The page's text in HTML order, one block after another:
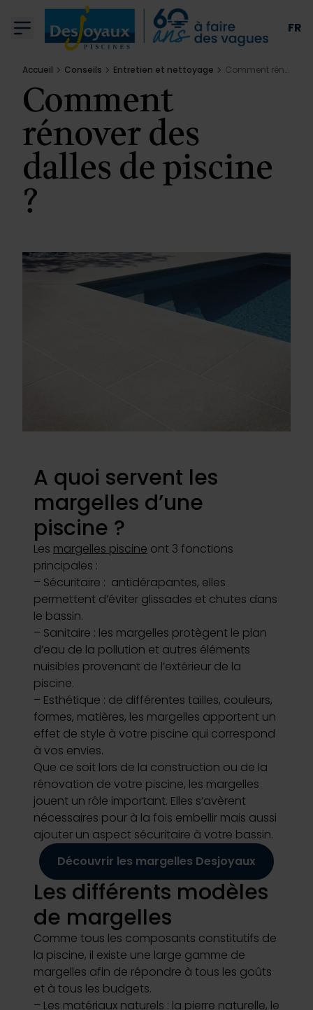
Aller au contenu
FR
Piscines
Qui sommes nous
Configurer ma piscine
Demander un devis
Trouver mon partenaire
Accueil Conseils Entretien et nettoyage Comment rénover des dalles de piscine ?
Comment
rénover des
dalles de piscine
?
A quoi servent les
margelles d’une
piscine ?
Les margelles piscine ont 3 fonctions
principales :
– Sécuritaire : antidérapantes, elles
permettent d’éviter glissades et chutes dans
le bassin.
– Sanitaire : les margelles protègent le plan
d’eau de la pollution et autres éléments
nuisibles provenant de l’extérieur de la
piscine.
– Esthétique : de différentes tailles, couleurs,
formes, matières, les margelles apportent un
effet de style à votre piscine qui correspond
à vos envies.
Que ce soit lors de la construction ou de la
rénovation de votre piscine, les margelles
jouent un rôle important. Elles s’avèrent
nécessaires pour à la fois embellir mais aussi
ajouter un aspect sécuritaire à votre bassin.
Découvrir les margelles Desjoyaux
Les différents modèles
de margelles
Comme tous les composants constitutifs de
la piscine, il existe une large gamme de
margelles afin de répondre à tous les goûts
et à tous les budgets.
– Les matériaux naturels : la pierre naturelle, le